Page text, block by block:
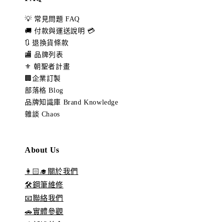
💡 常見問題 FAQ
🚚 付款與運送說明 💳
🔃 退換貨條款
🏬 品牌列表
⚜️ 朝聖者計畫
🏢企業訂製
部落格 Blog
品牌知識庫 Brand Knowledge
雜談 Chaos
About Us
👩🏻‍🎓關於我們
🛠️鋼筆維修
📧聯絡我們
🚗實體參觀